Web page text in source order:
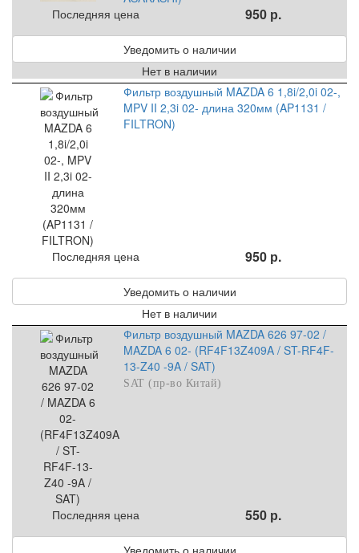
Последняя цена
950 р.
Уведомить о наличии
Нет в наличии
Фильтр воздушный MAZDA 6 1,8i/2,0i 02-,
MPV II 2,3i 02- длина 320мм (AP1131 /
FILTRON)
Последняя цена 950 р.
Уведомить о наличии
Нет в наличии
Фильтр воздушный MAZDA 626 97-02 /
MAZDA 6 02- (RF4F13Z409A / ST-RF4F-
13-Z40 -9A / SAT)
SAT (пр-во Китай)
Последняя цена 550 р.